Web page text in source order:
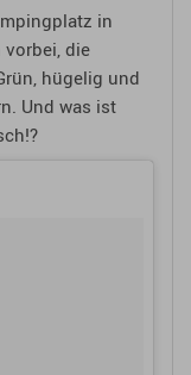
in
vorbei, die
hügelig und
Und was ist